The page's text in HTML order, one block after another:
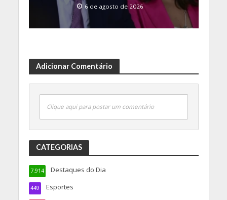
6 de agosto de 2026
Adicionar Comentário
Clique aqui para postar um comentário
CATEGORIAS
Destaques do Dia
7.914
Esportes
449